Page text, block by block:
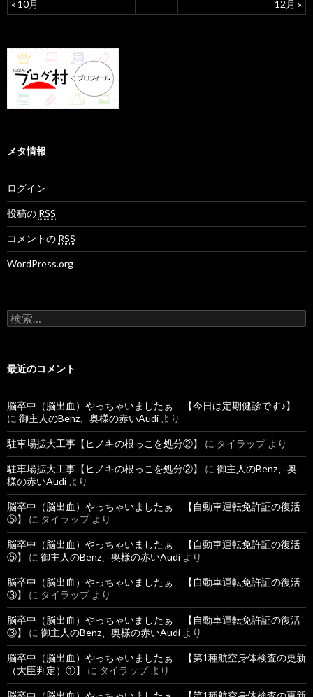
« 10月 12月 »
メタ情報
ログイン
投稿の RSS
コメントの RSS
WordPress.org
検
索
最近のコメント
脳卒中（脳出血）やっちゃいましたぁ 【今日は定期健診です♪】
に 御主人のBenz、奥様の赤いAudi より
駐車場拡大工事【ヒノキの根っこを処分②】 に タイラップより
駐車場拡大工事【ヒノキの根っこを処分②】 に 御主人のBenz、奥
様の赤いAudi より
脳卒中（脳出血）やっちゃいましたぁ 【自動車運転免許証の復活
⑤】
に タイラップより
脳卒中（脳出血）やっちゃいましたぁ 【自動車運転免許証の復活
⑤】
に 御主人のBenz、奥様の赤いAudi より
脳卒中（脳出血）やっちゃいましたぁ 【自動車運転免許証の復活
③】
に タイラップより
脳卒中（脳出血）やっちゃいましたぁ 【自動車運転免許証の復活
③】
に 御主人のBenz、奥様の赤いAudi より
脳卒中（脳出血）やっちゃいましたぁ 【第1種航空身体検査の更新
（大臣判定）①】
に タイラップより